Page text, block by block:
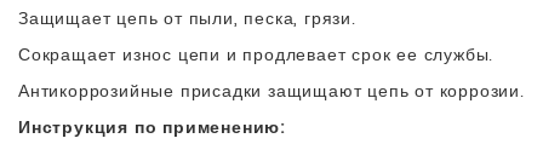
Защищает цепь от пыли, песка, грязи.
Сокращает износ цепи и продлевает срок ее службы.
Антикоррозийные присадки защищают цепь от коррозии.
Инструкция по применению: